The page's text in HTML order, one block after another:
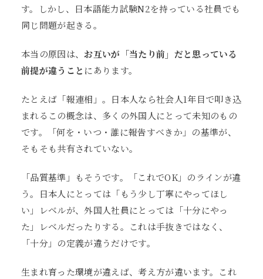
す。しかし、日本語能力試験N2を持っている社員でも
同じ問題が起きる。
本当の原因は、お互いが「当たり前」だと思っている
前提が違うこと にあります。
たとえば「報連相」。日本人なら社会人1年目で叩き込
まれるこの概念は、多くの外国人にとって未知のもの
です。「何を・いつ・誰に報告すべきか」の基準が、
そもそも共有されていない。
「品質基準」もそうです。「これでOK」のラインが違
う。日本人にとっては「もう少し丁寧にやってほし
い」レベルが、外国人社員にとっては「十分にやっ
た」レベルだったりする。これは手抜きではなく、
「十分」の定義が違うだけです。
生まれ育った環境が違えば、考え方が違います。これ